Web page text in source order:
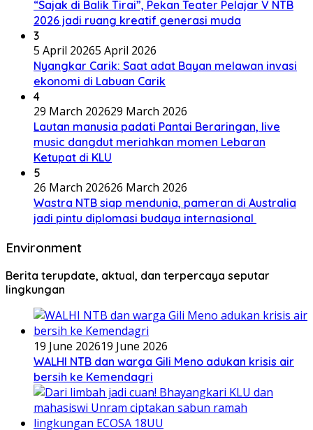
“Sajak di Balik Tirai”, Pekan Teater Pelajar V NTB
2026 jadi ruang kreatif generasi muda
3
5 April 20265 April 2026
Nyangkar Carik: Saat adat Bayan melawan invasi
ekonomi di Labuan Carik
4
29 March 202629 March 2026
Lautan manusia padati Pantai Beraringan, live
music dangdut meriahkan momen Lebaran
Ketupat di KLU
5
26 March 202626 March 2026
Wastra NTB siap mendunia, pameran di Australia
jadi pintu diplomasi budaya internasional
Environment
Berita terupdate, aktual, dan terpercaya seputar
lingkungan
19 June 202619 June 2026
WALHI NTB dan warga Gili Meno adukan krisis air
bersih ke Kemendagri